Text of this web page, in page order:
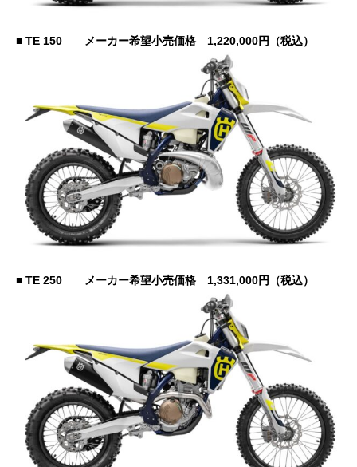
■ TE 150 メーカー希望小売価格 1,220,000円（税込）
■ TE 250 メーカー希望小売価格 1,331,000円（税込）